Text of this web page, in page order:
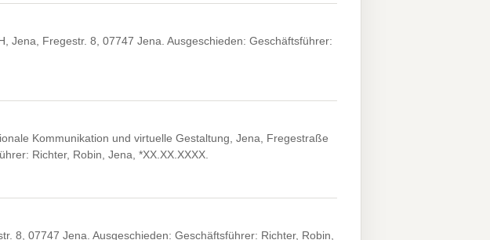
Jena, Fregestr. 8, 07747 Jena. Ausgeschieden: Geschäftsführer:
Kommunikation und virtuelle Gestaltung, Jena, Fregestraße
Richter, Robin, Jena, *XX.XX.XXXX.
8, 07747 Jena. Ausgeschieden: Geschäftsführer: Richter, Robin,